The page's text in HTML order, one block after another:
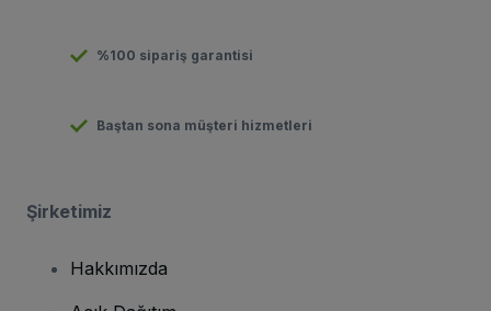
%100 sipariş garantisi
Baştan sona müşteri hizmetleri
Şirketimiz
Hakkımızda